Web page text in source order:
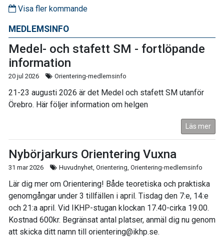
Visa fler kommande
MEDLEMSINFO
Medel- och stafett SM - fortlöpande
information
20 jul 2026 Orientering-medlemsinfo
21-23 augusti 2026 är det Medel och stafett SM utanför
Örebro. Här följer information om helgen
Läs mer
Nybörjarkurs Orientering Vuxna
31 mar 2026 Huvudnyhet, Orientering, Orientering-medlemsinfo
Lär dig mer om Orientering! Både teoretiska och praktiska
genomgångar under 3 tillfällen i april. Tisdag den 7:e, 14:e
och 21:a april. Vid IKHP-stugan klockan 17.40-cirka 19.00.
Kostnad 600kr. Begränsat antal platser, anmäl dig nu genom
att skicka ditt namn till orientering@ikhp.se.